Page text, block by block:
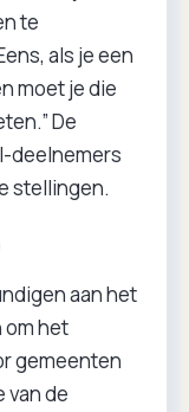
te
als je een
moet je die
De
deelnemers
stellingen.
aan het
om het
gemeenten
van de